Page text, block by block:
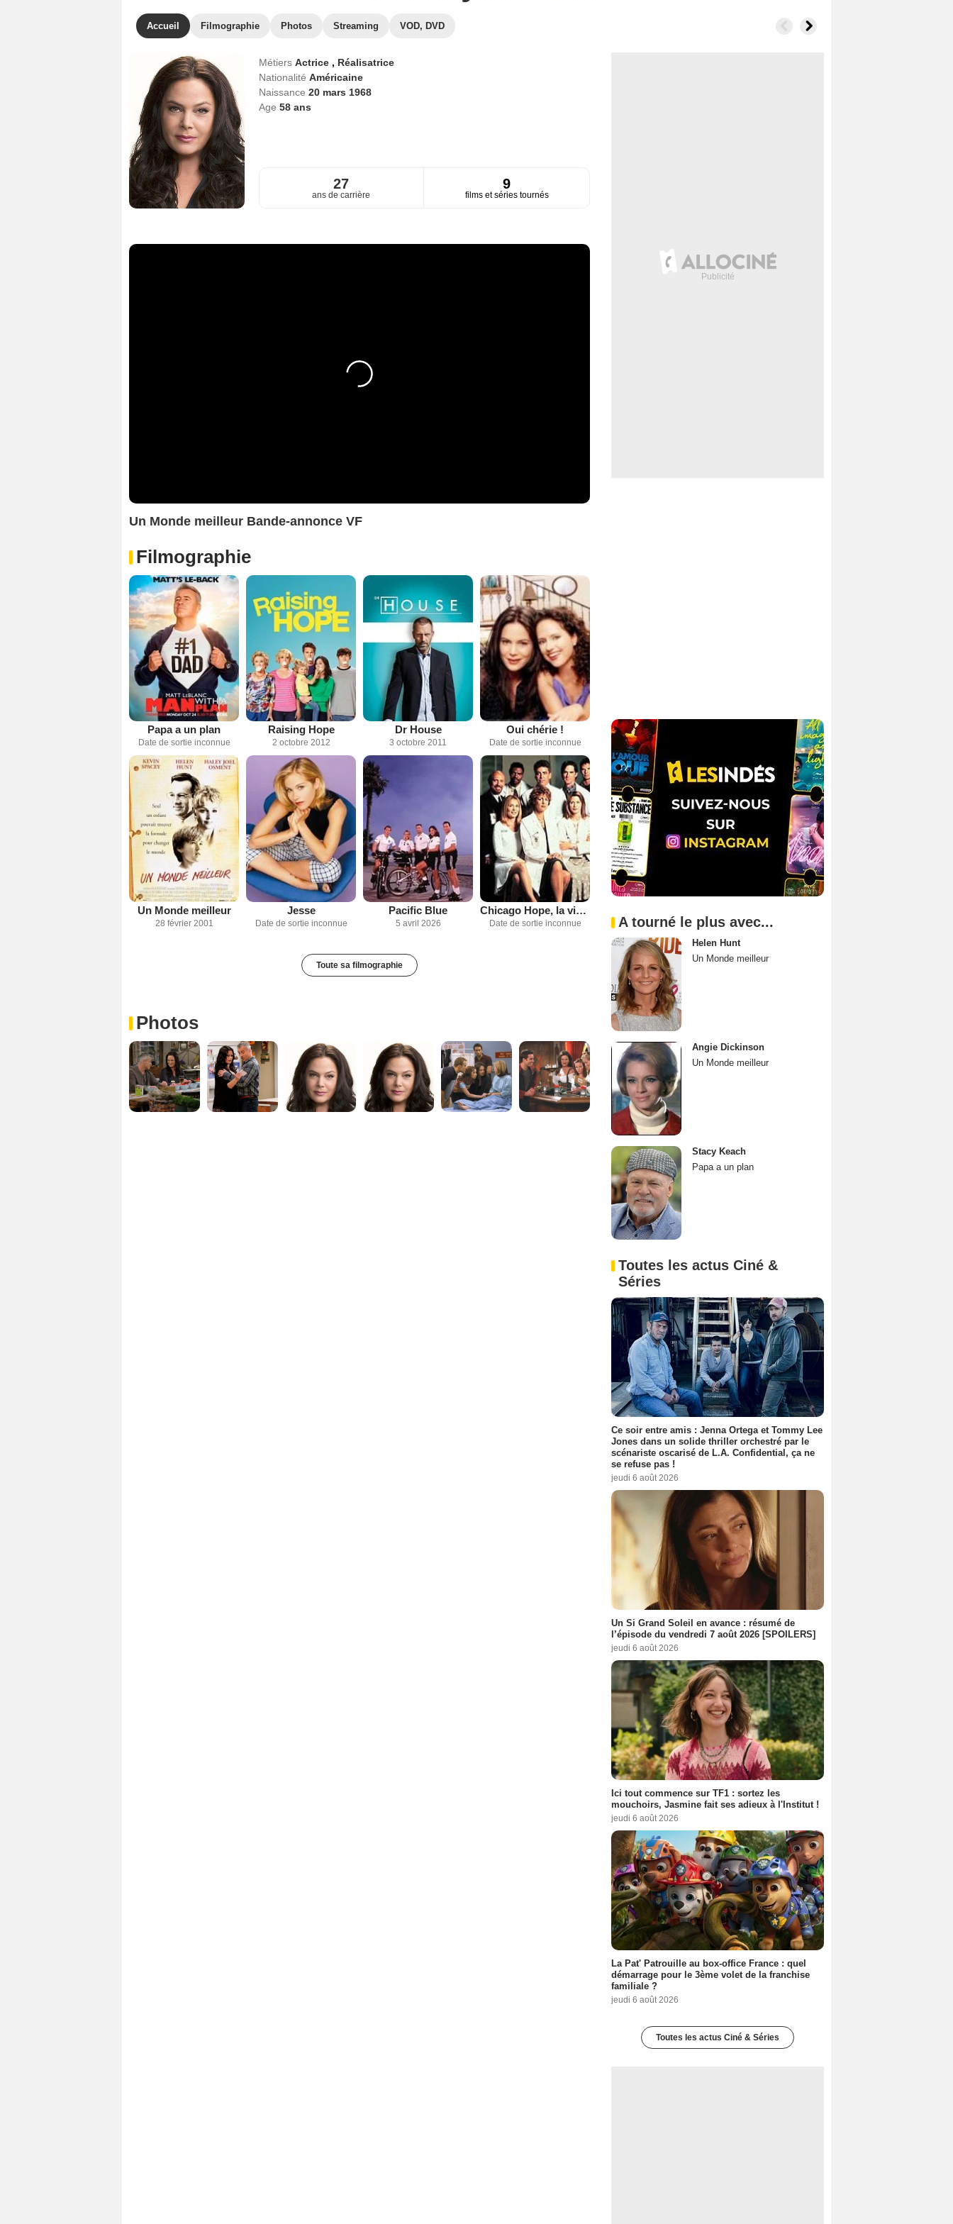
Accueil Filmographie Photos Streaming VOD, DVD
Métiers Actrice , Réalisatrice
Nationalité Américaine
Naissance 20 mars 1968
Age 58ans
27
ans de carrière
9
films et séries tournés
Un Monde meilleur Bande-annonce VF
Filmographie
Papa a un plan
Date de sortie inconnue
Raising Hope
2 octobre 2012
Dr House
3 octobre 2011
Oui chérie !
Date de sortie inconnue
Un Monde meilleur
28 février 2001
Jesse
Date de sortie inconnue
Pacific Blue
5 avril 2026
Chicago Hope, la vie à tout prix
Date de sortie inconnue
Toute sa filmographie
Photos
A tourné le plus avec...
Helen Hunt
Un Monde meilleur
Angie Dickinson
Un Monde meilleur
Stacy Keach
Papa a un plan
Toutes les actus Ciné &
Séries
Ce soir entre amis : Jenna Ortega et Tommy Lee
Jones dans un solide thriller orchestré par le
scénariste oscarisé de L.A. Confidential, ça ne
se refuse pas !
jeudi 6 août 2026
Un Si Grand Soleil en avance : résumé de
l’épisode du vendredi 7 août 2026 [SPOILERS]
jeudi 6 août 2026
Ici tout commence sur TF1 : sortez les
mouchoirs, Jasmine fait ses adieux à l'Institut !
jeudi 6 août 2026
La Pat' Patrouille au box-office France : quel
démarrage pour le 3ème volet de la franchise
familiale ?
jeudi 6 août 2026
Toutes les actus Ciné & Séries